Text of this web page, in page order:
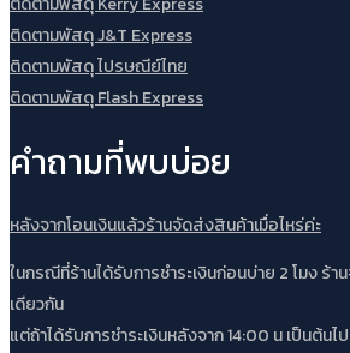
ติดตามพัสดุ J&T Express
ติดตามพัสดุ ไปรษณีย์ไทย
ติดตามพัสดุ Flash Express
คำถามที่พบบ่อย
หลังจากโอนเงินแล้วร้านจัดส่งสินค้าเมื่อไหร่ค่ะ
ในกรณีที่ร้านได้รับการชำระเงินก่อนบ่าย 2 โมง ร้า
เดียวกัน
แต่ถ้าได้รับการชำระเงินหลังจาก 14:00 น เป็นต้น